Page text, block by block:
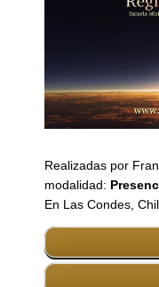
Realizadas por
modalidad:
En Las Condes,